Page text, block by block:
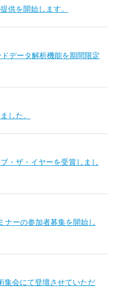
供を開始します。
データ解析機能を期間限定
した。
・ザ・イヤーを受賞しまし
ーの参加者募集を開始し
集会にて登壇させていただ